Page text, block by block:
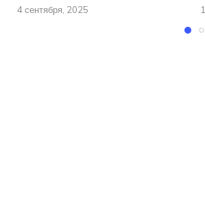
4 сентября, 2025